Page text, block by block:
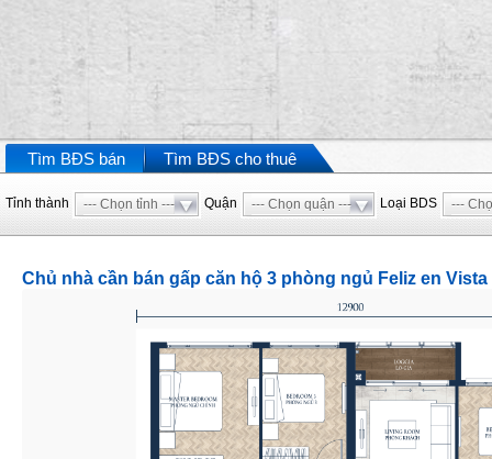
BIỆT THỰ CAO CẤP THẢO ĐIỀN
Thảo Điền là khu biệt thự cao cấp bậc nhất tại TP HCM hiện nay,
của nhiều doanh nhân thành đạt,... Với nhiều diện tích từ 200m2
mặt sông Sài Gòn,...
Tìm BĐS bán Tìm BĐS cho thuê
Tỉnh thành --- Chọn tỉnh --- Quận --- Chọn quận --- Loại BDS ---
Chủ nhà cần bán gấp căn hộ 3 phòng ngủ Feliz en